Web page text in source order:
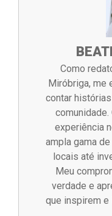
Como
Miróbriga, me
contar
experiência
ampla gama
locais até
Meu
verdade e
que inspirem